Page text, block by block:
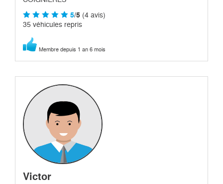
5/5 (4 avis)
35 véhicules repris
Membre depuis 1 an 6 mois
Victor